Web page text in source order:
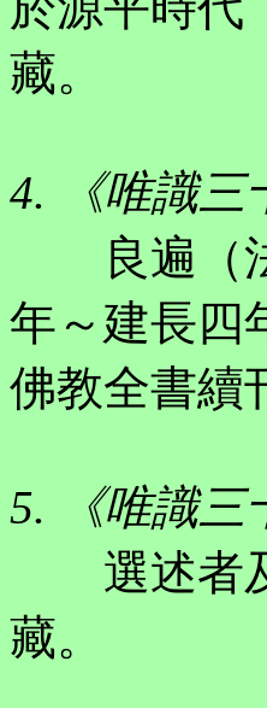
藏。
4. 《唯識三
良遍（法
年～建長四
佛教全書續
5. 《唯識三
選述者及
藏。